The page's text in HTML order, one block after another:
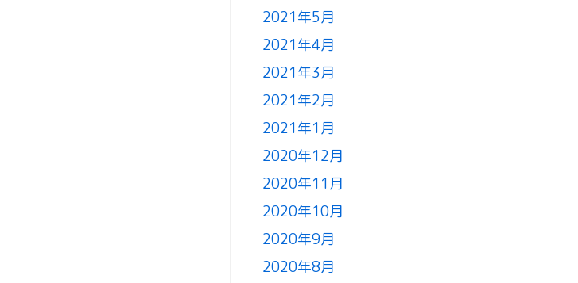
2021年5月
2021年4月
2021年3月
2021年2月
2021年1月
2020年12月
2020年11月
2020年10月
2020年9月
2020年8月